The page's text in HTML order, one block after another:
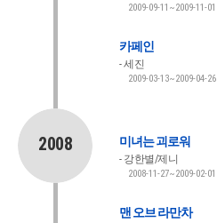
2009-09-11~2009-11-01
카페인
세진
2009-03-13~2009-04-26
2008 미녀는 괴로워
강한별/제니
2008-11-27~2009-02-01
맨 오브 라만차